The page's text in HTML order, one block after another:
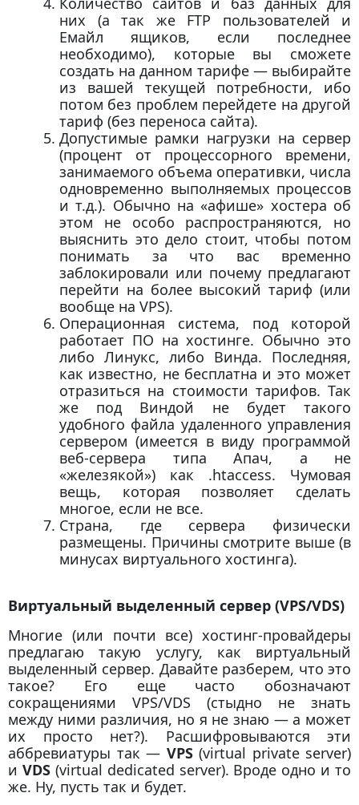
них (а так же FTP пользователей и
Емайл ящиков, если последнее
необходимо), которые вы сможете
создать на данном тарифе — выбирайте
из вашей текущей потребности, ибо
потом без проблем перейдете на другой
тариф (без переноса сайта).
Допустимые рамки нагрузки на сервер
(процент от процессорного времени,
занимаемого объема оперативки, числа
одновременно выполняемых процессов
и т.д.). Обычно на «афише» хостера об
этом не особо распространяются, но
выяснить это дело стоит, чтобы потом
понимать за что вас временно
заблокировали или почему предлагают
перейти на более высокий тариф (или
вообще на VPS).
Операционная система, под которой
работает ПО на хостинге. Обычно это
либо Линукс, либо Винда. Последняя,
как известно, не бесплатна и это может
отразиться на стоимости тарифов. Так
же под Виндой не будет такого
удобного файла удаленного управления
сервером (имеется в виду программой
веб-сервера типа Апач, а не
«железякой») как .htaccess. Чумовая
вещь, которая позволяет сделать
многое, если не все.
Страна, где сервера физически
размещены. Причины смотрите выше (в
минусах виртуального хостинга).
Виртуальный выделенный сервер (VPS/VDS)
Многие (или почти все) хостинг-провайдеры
предлагаю такую услугу, как виртуальный
выделенный сервер. Давайте разберем, что это
такое? Его еще часто обозначают
сокращениями VPS/VDS (стыдно не знать
между ними различия, но я не знаю — а может
их просто нет?). Расшифровываются эти
аббревиатуры так — VPS(virtual private server)
и VDS(virtual dedicated server). Вроде одно и то
же. Ну, пусть так и будет.